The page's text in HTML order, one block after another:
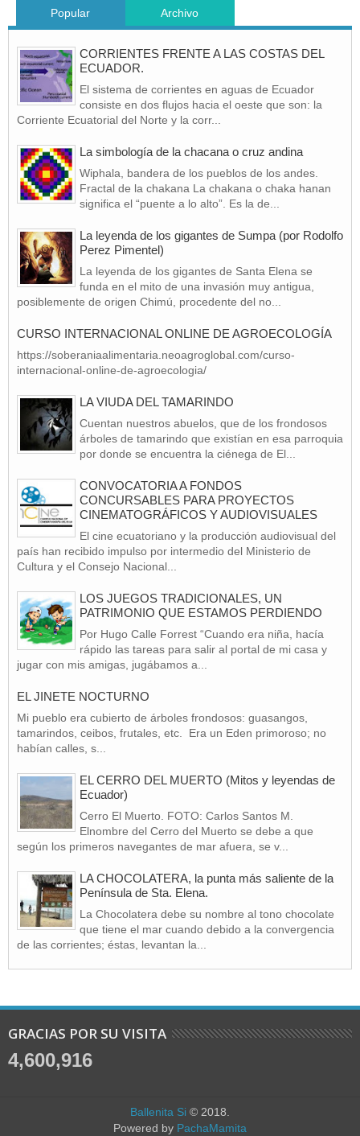
Popular Archivo
CORRIENTES FRENTE A LAS COSTAS DEL
ECUADOR.
El sistema de corrientes en aguas de Ecuador
consiste en dos flujos hacia el oeste que son: la
Corriente Ecuatorial del Norte y la corr...
La simbología de la chacana o cruz andina
Wiphala, bandera de los pueblos de los andes.
Fractal de la chakana La chakana o chaka hanan
significa el “puente a lo alto”. Es la de...
La leyenda de los gigantes de Sumpa (por Rodolfo
Perez Pimentel)
La leyenda de los gigantes de Santa Elena se
funda en el mito de una invasión muy antigua,
posiblemente de origen Chimú, procedente del no...
CURSO INTERNACIONAL ONLINE DE AGROECOLOGÍA
https://soberaniaalimentaria.neoagroglobal.com/curso-
internacional-online-de-agroecologia/
LA VIUDA DEL TAMARINDO
Cuentan nuestros abuelos, que de los frondosos
árboles de tamarindo que existían en esa parroquia
por donde se encuentra la ciénega de El...
CONVOCATORIA A FONDOS
CONCURSABLES PARA PROYECTOS
CINEMATOGRÁFICOS Y AUDIOVISUALES
El cine ecuatoriano y la producción audiovisual del
país han recibido impulso por intermedio del Ministerio de
Cultura y el Consejo Nacional...
LOS JUEGOS TRADICIONALES, UN
PATRIMONIO QUE ESTAMOS PERDIENDO
Por Hugo Calle Forrest “Cuando era niña, hacía
rápido las tareas para salir al portal de mi casa y
jugar con mis amigas, jugábamos a...
EL JINETE NOCTURNO
Mi pueblo era cubierto de árboles frondosos: guasangos,
tamarindos, ceibos, frutales, etc. Era un Eden primoroso; no
habían calles, s...
EL CERRO DEL MUERTO (Mitos y leyendas de
Ecuador)
Cerro El Muerto. FOTO: Carlos Santos M.
Elnombre del Cerro del Muerto se debe a que
según los primeros navegantes de mar afuera, se v...
LA CHOCOLATERA, la punta más saliente de la
Península de Sta. Elena.
La Chocolatera debe su nombre al tono chocolate
que tiene el mar cuando debido a la convergencia
de las corrientes; éstas, levantan la...
GRACIAS POR SU VISITA
4,600,916
Ballenita Si © 2018.
Powered by PachaMamita